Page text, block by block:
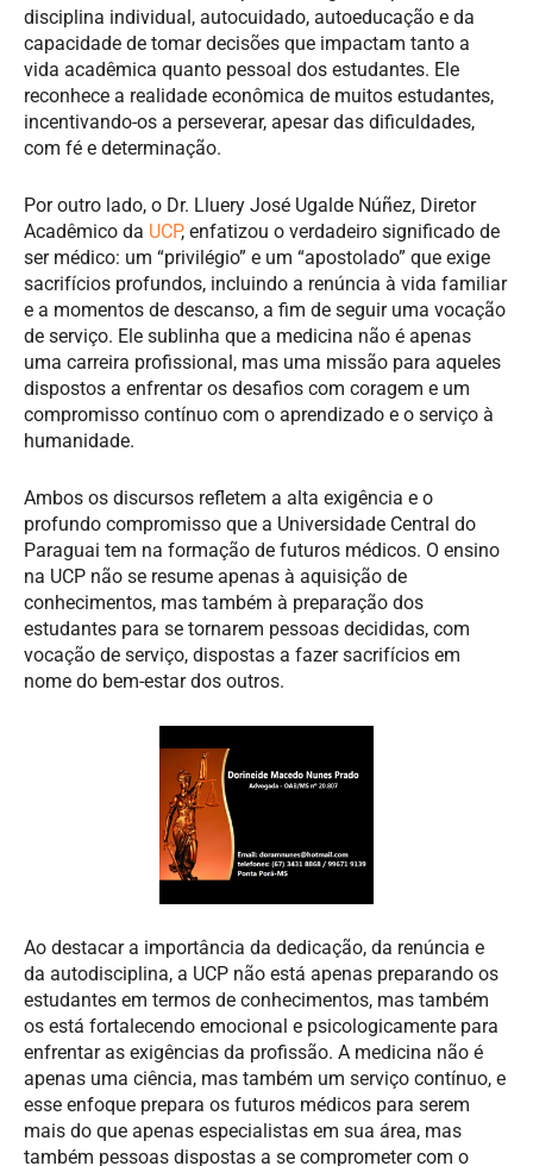
disciplina individual, autocuidado, autoeducação e da
capacidade de tomar decisões que impactam tanto a
vida acadêmica quanto pessoal dos estudantes. Ele
reconhece a realidade econômica de muitos estudantes,
incentivando-os a perseverar, apesar das dificuldades,
com fé e determinação.
Por outro lado, o Dr. Lluery José Ugalde Núñez, Diretor
Acadêmico da UCP, enfatizou o verdadeiro significado de
ser médico: um “privilégio” e um “apostolado” que exige
sacrifícios profundos, incluindo a renúncia à vida familiar
e a momentos de descanso, a fim de seguir uma vocação
de serviço. Ele sublinha que a medicina não é apenas
uma carreira profissional, mas uma missão para aqueles
dispostos a enfrentar os desafios com coragem e um
compromisso contínuo com o aprendizado e o serviço à
humanidade.
Ambos os discursos refletem a alta exigência e o
profundo compromisso que a Universidade Central do
Paraguai tem na formação de futuros médicos. O ensino
na UCP não se resume apenas à aquisição de
conhecimentos, mas também à preparação dos
estudantes para se tornarem pessoas decididas, com
vocação de serviço, dispostas a fazer sacrifícios em
nome do bem-estar dos outros.
Ao destacar a importância da dedicação, da renúncia e
da autodisciplina, a UCP não está apenas preparando os
estudantes em termos de conhecimentos, mas também
os está fortalecendo emocional e psicologicamente para
enfrentar as exigências da profissão. A medicina não é
apenas uma ciência, mas também um serviço contínuo, e
esse enfoque prepara os futuros médicos para serem
mais do que apenas especialistas em sua área, mas
também pessoas dispostas a se comprometer com o